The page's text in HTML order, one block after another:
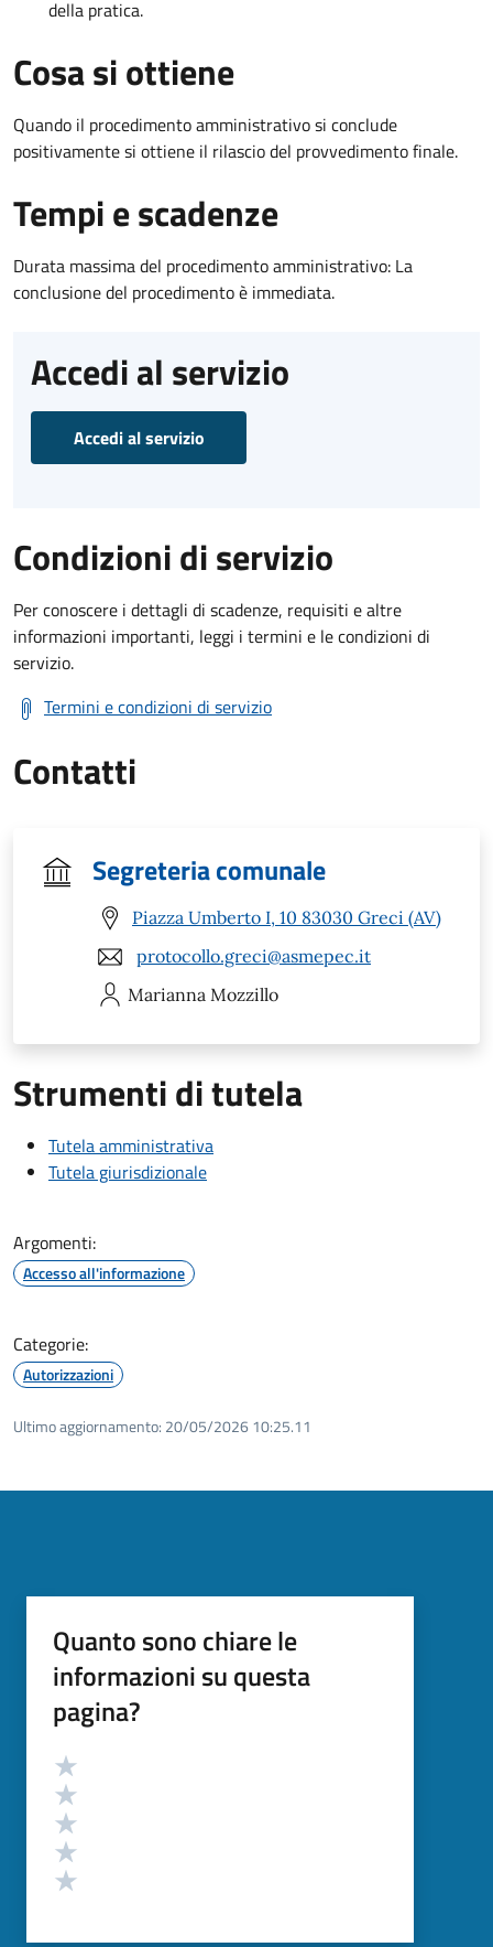
della pratica.
Cosa si ottiene
Quando il procedimento amministrativo si conclude
positivamente si ottiene il rilascio del provvedimento finale.
Tempi e scadenze
Durata massima del procedimento amministrativo: La
conclusione del procedimento è immediata.
Accedi al servizio
Accedi al servizio
Condizioni di servizio
Per conoscere i dettagli di scadenze, requisiti e altre
informazioni importanti, leggi i termini e le condizioni di
servizio.
Termini e condizioni di servizio
Contatti
Segreteria comunale
Piazza Umberto I, 10 83030 Greci (AV)
protocollo.greci@asmepec.it
Marianna Mozzillo
Strumenti di tutela
Tutela amministrativa
Tutela giurisdizionale
Argomenti:
Accesso all'informazione
Categorie:
Autorizzazioni
Ultimo aggiornamento: 20/05/2026 10:25.11
Quanto sono chiare le
informazioni su questa
pagina?
Valutazione